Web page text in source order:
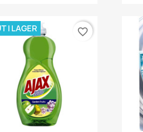
I LAGER favorite_border